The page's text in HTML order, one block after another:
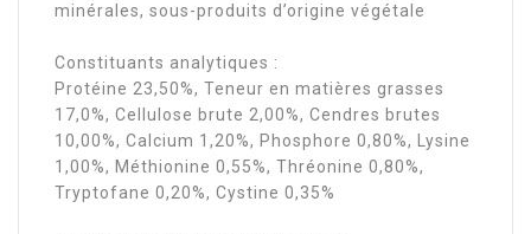
minérales, sous-produits d’origine végétale
Constituants analytiques :
Protéine 23,50%, Teneur en matières grasses
17,0%, Cellulose brute 2,00%, Cendres brutes
10,00%, Calcium 1,20%, Phosphore 0,80%, Lysine
1,00%, Méthionine 0,55%, Thréonine 0,80%,
Tryptofane 0,20%, Cystine 0,35%